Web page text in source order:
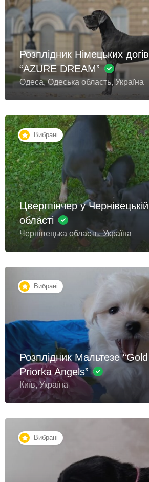
Розплідник Німецьких догів
“AZURE DREAM”
Одеса, Одеська область, Україна
Вибрані
Цвергпінчер у Чернівецькій
області
Чернівецька область, Україна
Вибрані
Розплідник Мальтезе “Gold
Priorka Angels”
Київ, Україна
Вибрані